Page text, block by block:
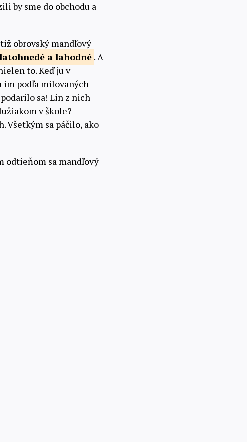
by sme do obchodu a
obrovský mandľový
a lahodné . A
to. Keď ju v
im podľa milovaných
sa! Lin z nich
v škole?
Všetkým sa páčilo, ako
odtieňom sa mandľový